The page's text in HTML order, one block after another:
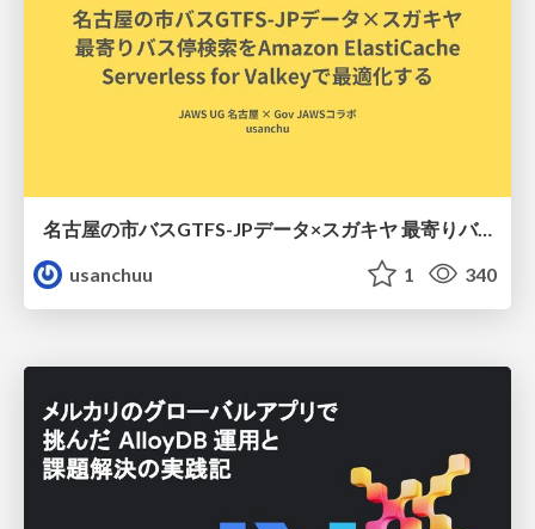
名古屋の市バスGTFS-JPデータ×スガキヤ 最寄りバス停検索をAmazon ElastiCache Serverless for Valkeyで最適化する
usanchuu
1 340